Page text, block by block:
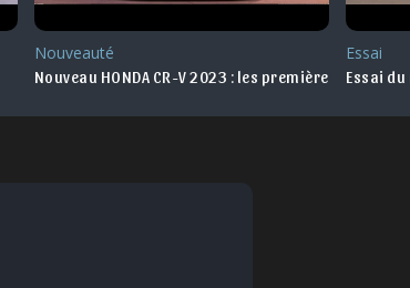
Nouveauté
Nouveau HONDA CR-V 2023 : les premières infos
Essai
Essai du